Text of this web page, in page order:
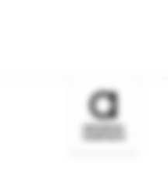
Bezoek de